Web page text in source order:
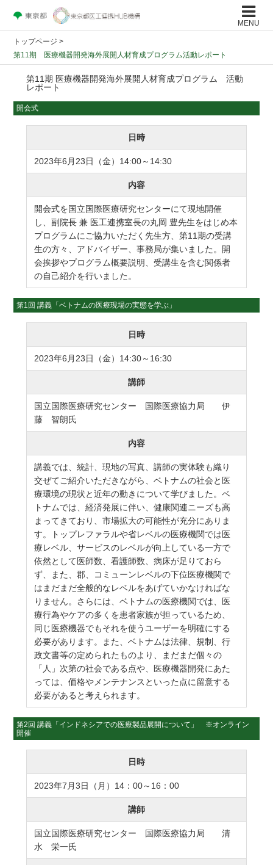
MENU
トップページ >
第11期 医療機器開発海外展開人材育成プログラム活動レポート
第11期 医療機器開発海外展開人材育成プログラム 活動
レポート
開会式
日時
2023年6月23日（金）14:00～14:30
内容
開会式を国立国際医療研究センターにて現地開催
し、副院長 兼 医工連携室長の丸岡 豊先生をはじめ本
プログラムにご協力いただく先生方、第11期の受講
生の方々、アドバイザー、事務局が集いました。開
会挨拶やプログラム概要説明、受講生を含む関係者
の自己紹介を行いました。
第1回 講義「ベトナムの医療現場の実態を学ぶ」
日時
2023年6月23日（金）14:30～16:30
講師
国立国際医療研究センター 国際医療協力局 伊
藤 智朗氏
内容
講義では、統計、現地の写真、講師の実体験も織り
交ぜてご紹介いただきながら、ベトナムの社会と医
療環境の現状と近年の動きについて学びました。ベ
トナムでは、経済発展に伴い、健康関連ニーズも高
まってきており、市場拡大の可能性が充分にありま
す。トップレファラルや省レベルの医療機関では医
療レベル、サービスのレベルが向上している一方で
依然として医師数、看護師数、病床が足りておら
ず、また、郡、コミューンレベルの下位医療機関で
はまだまだ全般的なレベルをあげていかなければな
りません。さらには、ベトナムの医療機関では、医
療行為やケアの多くを患者家族が担っているため、
同じ医療機器でもそれを使うユーザーを明確にする
必要があります。また、ベトナムは法律、規制、行
政文書等の定められたものより、まだまだ個々の
「人」次第の社会である点や、医療機器開発にあた
っては、価格やメンテナンスといった点に留意する
必要があると考えられます。
第2回 講義「インドネシアでの医療製品展開について」 ※オンライン
開催
日時
2023年7月3日（月）14：00～16：00
講師
国立国際医療研究センター 国際医療協力局 清
水 栄一氏